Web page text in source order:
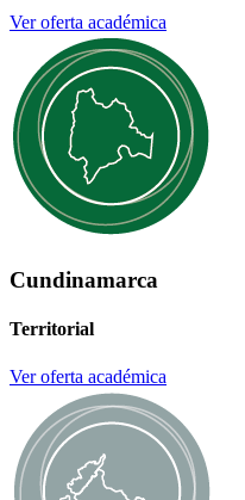
Ver oferta académica
Cundinamarca
Territorial
Ver oferta académica